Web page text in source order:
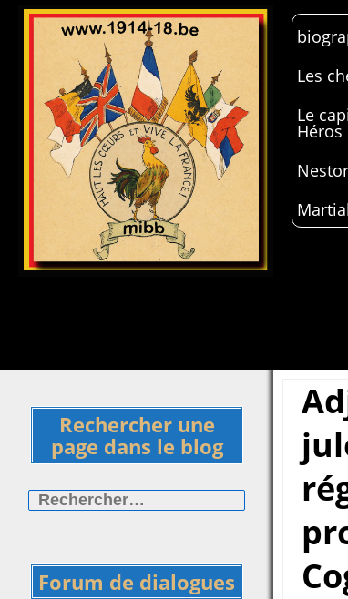
Les
Le
Héros
Rechercher une
page dans le blog
Forum de dialogues